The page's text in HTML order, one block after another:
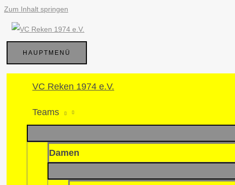
Zum Inhalt springen
HAUPTMENÜ
VC Reken 1974 e.V.
Teams
Damen